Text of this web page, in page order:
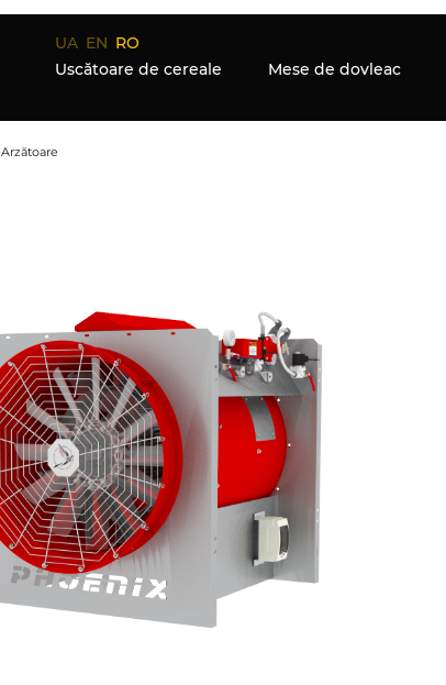
UA EN RO
Uscătoare de cereale Mese de dovleac
Arzătoare